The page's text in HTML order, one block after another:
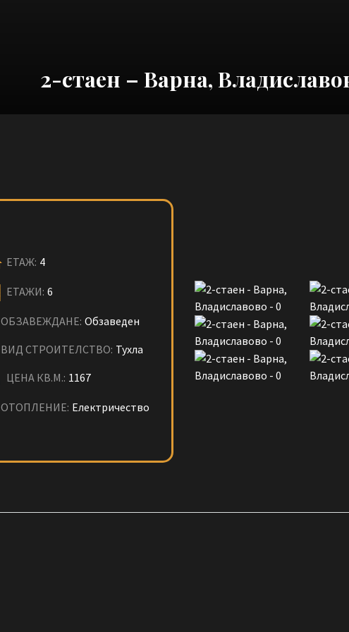
2-стаен – Варна,
ЕТАЖ: 4
ЕТАЖИ: 6
ОБЗАВЕЖДАНЕ: Обзаведен
ВИД СТРОИТЕЛСТВО: Тухла
ЦЕНА КВ.М.: 1167
ОТОПЛЕНИЕ: Електричество